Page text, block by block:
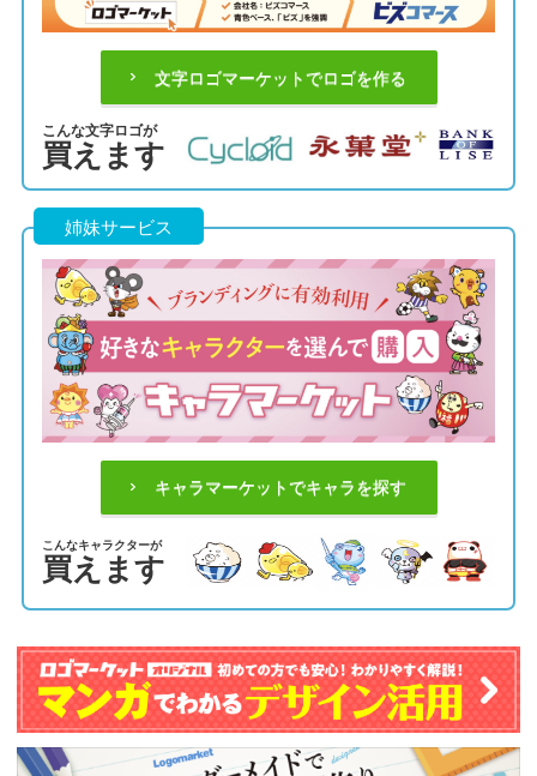
文字ロゴマーケットでロゴを作る
こんな文字ロゴが
買えます
姉妹サービス
キャラマーケットでキャラを探す
こんなキャラクターが
買えます